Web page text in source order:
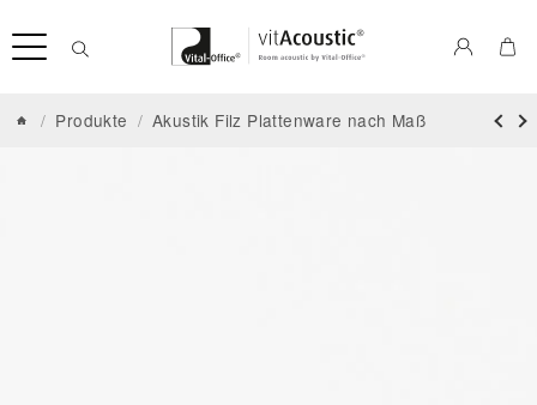
/ Produkte / Akustik Filz Plattenware nach Maß